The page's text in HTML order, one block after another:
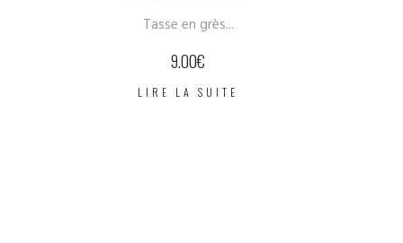
Tasse en grès...
LIRE LA SUITE